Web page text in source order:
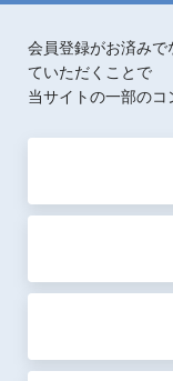
会員登録がお済みで
ていただくことで
当サイトの一部のコ